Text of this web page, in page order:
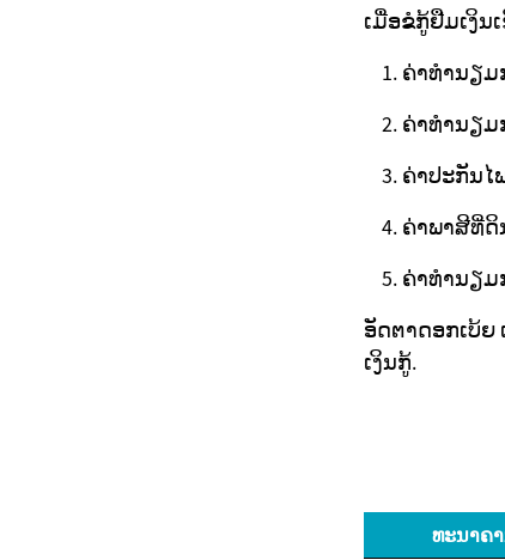
ເມື່ອຂໍກູ້ຢືມເງິນ
ຄ່າທຳນຽມ
ຄ່າທຳນຽມ
ຄ່າປະກັນໄ
ຄ່າພາສີທີ່
ຄ່າທຳນຽມ
ອັດຕາດອກເບ້ຍ
ເງິນກູ້.
ທະນາຄ